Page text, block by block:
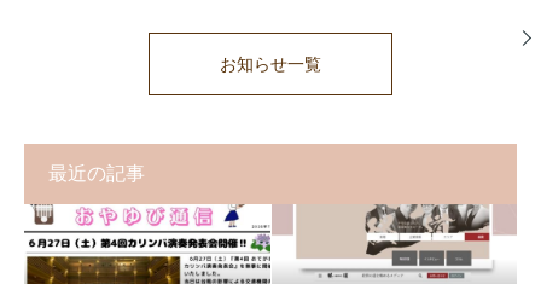
お知らせ一覧
最近の記事